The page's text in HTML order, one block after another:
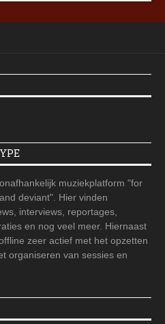
muziekplatform "for
deviant". Hier vinden
interviews, reportages,
en nog veel meer. Hiernaast
zeer actief met het opzetten
organiseren van sessies en